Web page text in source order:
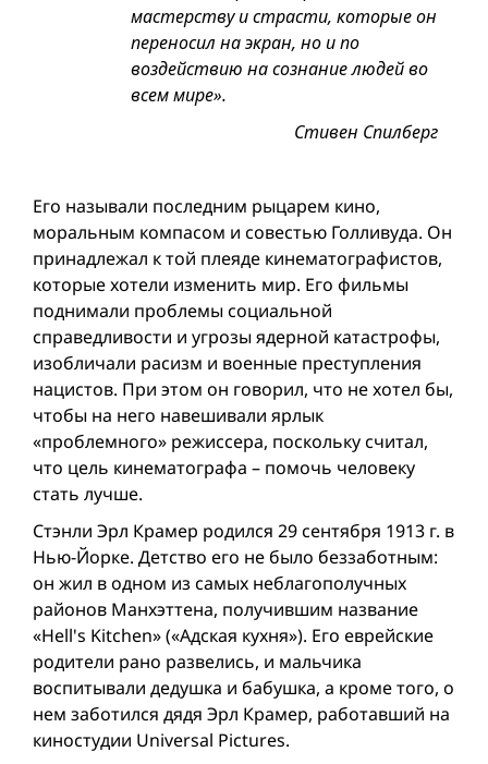
мастерству и страсти, которые он
переносил на экран, но и по
воздействию на сознание людей во
всем мире».
Стивен Спилберг
Его называли последним рыцарем кино,
моральным компасом и совестью Голливуда. Он
принадлежал к той плеяде кинематографистов,
которые хотели изменить мир. Его фильмы
поднимали проблемы социальной
справедливости и угрозы ядерной катастрофы,
изобличали расизм и военные преступления
нацистов. При этом он говорил, что не хотел бы,
чтобы на него навешивали ярлык
«проблемного» режиссера, поскольку считал,
что цель кинематографа – помочь человеку
стать лучше.
Стэнли Эрл Крамер родился 29 сентября 1913 г. в
Нью-Йорке. Детство его не было беззаботным:
он жил в одном из самых неблагополучных
районов Манхэттена, получившим название
«Hell's Kitchen» («Адская кухня»). Его еврейские
родители рано развелись, и мальчика
воспитывали дедушка и бабушка, а кроме того, о
нем заботился дядя Эрл Крамер, работавший на
киностудии Universal Pictures.